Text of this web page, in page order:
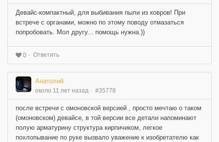
Девайс-компактный, для выбивания пыли из ковров! При
встрече с органами, можно по этому поводу отмазаться
попробовать. Мол другу... помощь нужна.))
0 Ответить
Анатолий
около 11 лет назад #35778
после встречи с омоновской версией , просто мечтаю о таком
(омоновском) девайсе, в той версии все детали напоминают
полую арматурину структура кирпичиком, легкое
похлопывание по руке вызвало уважение к изобретателю как